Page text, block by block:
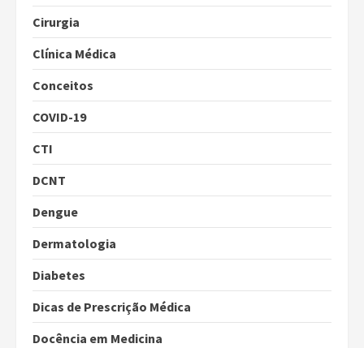
Cirurgia
Clínica Médica
Conceitos
COVID-19
CTI
DCNT
Dengue
Dermatologia
Diabetes
Dicas de Prescrição Médica
Docência em Medicina